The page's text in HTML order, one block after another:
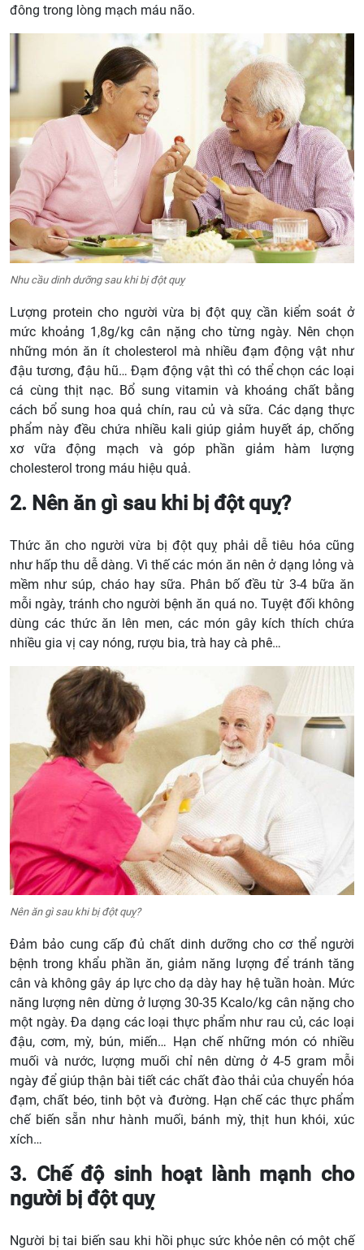
đông trong lòng mạch máu não.
Nhu cầu dinh dưỡng sau khi bị đột quỵ
Lượng protein cho người vừa bị đột quỵ cần kiểm soát ở
mức khoảng 1,8g/kg cân nặng cho từng ngày. Nên chọn
những món ăn ít cholesterol mà nhiều đạm động vật như
đậu tương, đậu hũ… Đạm động vật thì có thể chọn các loại
cá cùng thịt nạc. Bổ sung vitamin và khoáng chất bằng
cách bổ sung hoa quả chín, rau củ và sữa. Các dạng thực
phẩm này đều chứa nhiều kali giúp giảm huyết áp, chống
xơ vữa động mạch và góp phần giảm hàm lượng
cholesterol trong máu hiệu quả.
2. Nên ăn gì sau khi bị đột quỵ?
Thức ăn cho người vừa bị đột quỵ phải dễ tiêu hóa cũng
như hấp thu dễ dàng. Vì thế các món ăn nên ở dạng lỏng và
mềm như súp, cháo hay sữa. Phân bố đều từ 3-4 bữa ăn
mỗi ngày, tránh cho người bệnh ăn quá no. Tuyệt đối không
dùng các thức ăn lên men, các món gây kích thích chứa
nhiều gia vị cay nóng, rượu bia, trà hay cà phê…
Nên ăn gì sau khi bị đột quỵ?
Đảm bảo cung cấp đủ chất dinh dưỡng cho cơ thể người
bệnh trong khẩu phần ăn, giảm năng lượng để tránh tăng
cân và không gây áp lực cho dạ dày hay hệ tuần hoàn. Mức
năng lượng nên dừng ở lượng 30-35 Kcalo/kg cân nặng cho
một ngày. Đa dạng các loại thực phẩm như rau củ, các loại
đậu, cơm, mỳ, bún, miến… Hạn chế những món có nhiều
muối và nước, lượng muối chỉ nên dừng ở 4-5 gram mỗi
ngày để giúp thận bài tiết các chất đào thải của chuyển hóa
đạm, chất béo, tinh bột và đường. Hạn chế các thực phẩm
chế biến sẵn như hành muối, bánh mỳ, thịt hun khói, xúc
xích…
3. Chế độ sinh hoạt lành mạnh cho
người bị đột quỵ
Người bị tai biến sau khi hồi phục sức khỏe nên có một chế